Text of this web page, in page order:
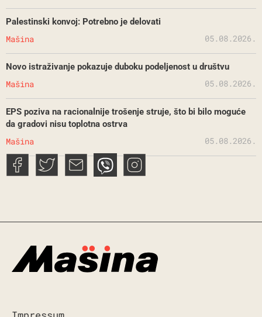
Palestinski konvoj: Potrebno je delovati
Mašina 05.08.2026.
Novo istraživanje pokazuje duboku podeljenost u društvu
Mašina 05.08.2026.
EPS poziva na racionalnije trošenje struje, što bi bilo moguće
da gradovi nisu toplotna ostrva
Mašina 05.08.2026.